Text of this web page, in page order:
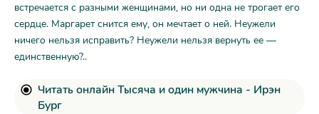
встречается с разными женщинами, но ни одна не трогает его
сердце. Маргарет снится ему, он мечтает о ней. Неужели
ничего нельзя исправить? Неужели нельзя вернуть ее —
единственную?..
Читать онлайн Тысяча и один мужчина - Ирэн
Бург